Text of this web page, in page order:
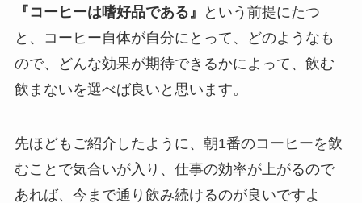
『コーヒーは嗜好品である』
という前提にたつ
と、コーヒー自体が自分にとって、どのようなも
ので、どんな効果が期待できるかによって、飲む
飲まないを選べば良いと思います。
先ほどもご紹介したように、朝1番のコーヒーを飲
むことで気合いが入り、仕事の効率が上がるので
あれば、今まで通り飲み続けるのが良いですよ